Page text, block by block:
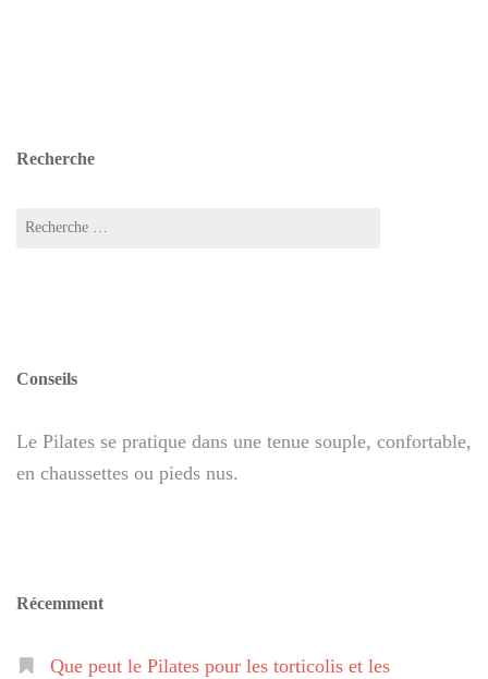
Recherche
Conseils
Le Pilates se pratique dans une tenue souple, confortable,
en chaussettes ou pieds nus.
Récemment
Que peut le Pilates pour les torticolis et les